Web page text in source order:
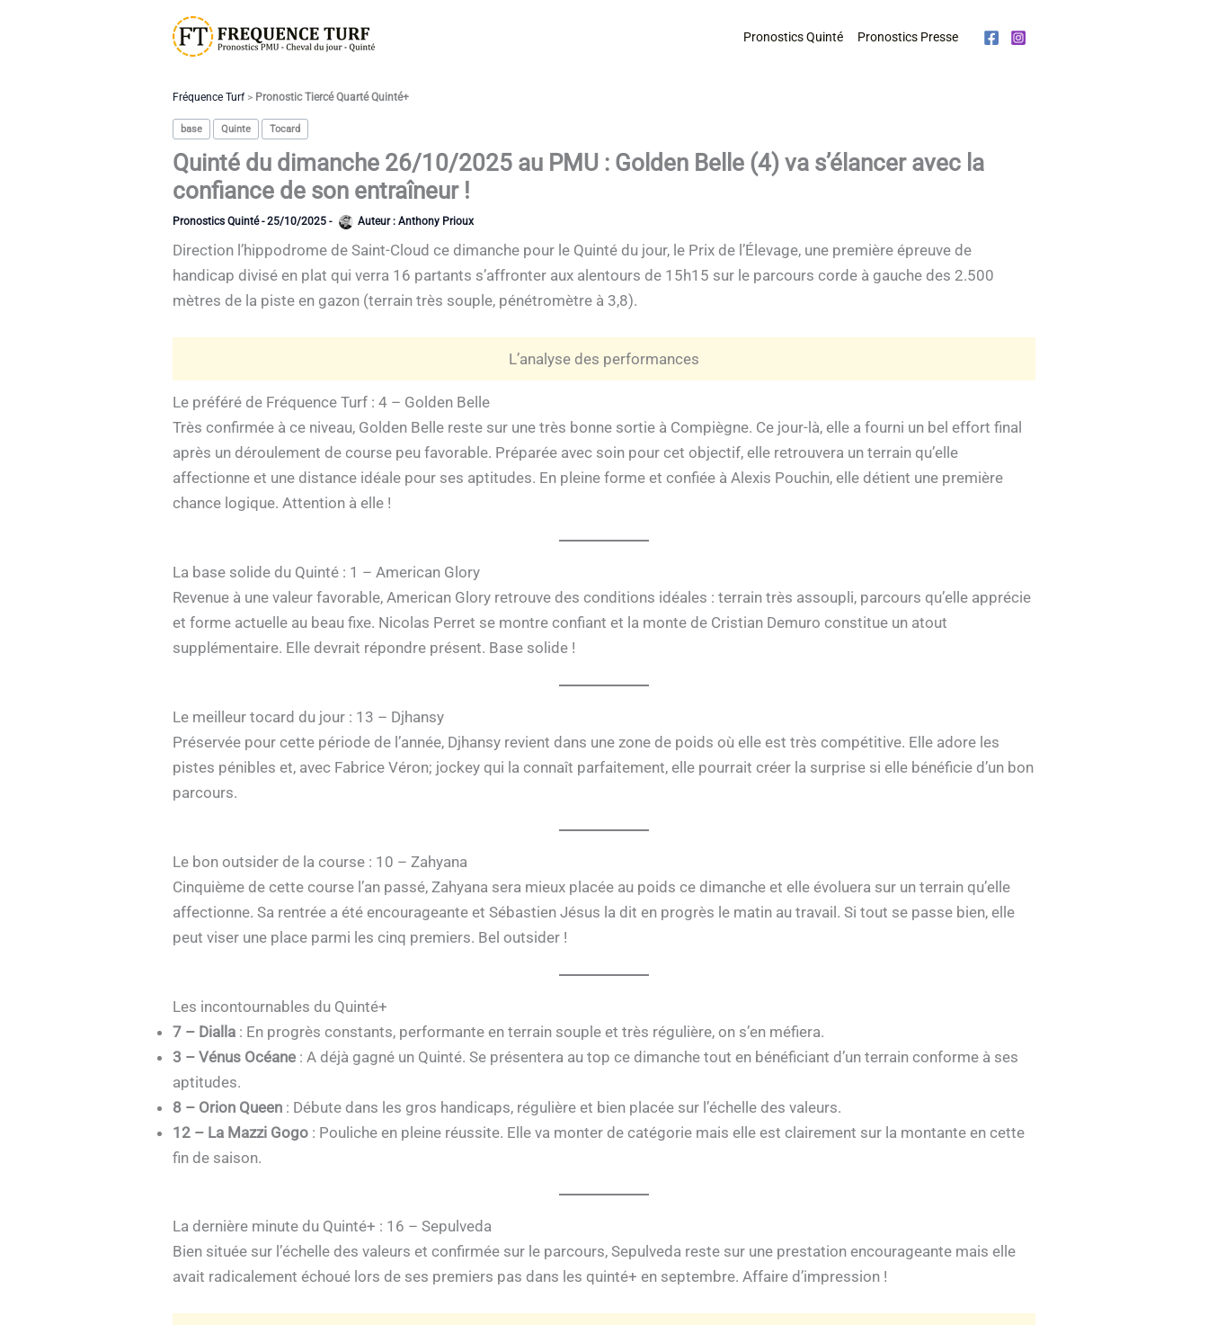
Pronostics Quinté Pronostics Presse
Fréquence Turf> Pronostic Tiercé Quarté Quinté+
base Quinte Tocard
Quinté du dimanche 26/10/2025 au PMU : Golden Belle (4) va s’élancer avec la
confiance de son entraîneur !
Pronostics Quinté-25/10/2025 - Auteur : Anthony Prioux
Direction l’hippodrome de Saint-Cloud ce dimanche pour le Quinté du jour, le Prix de l’Élevage, une première épreuve de
handicap divisé en plat qui verra 16 partants s’affronter aux alentours de 15h15 sur le parcours corde à gauche des 2.500
mètres de la piste en gazon (terrain très souple, pénétromètre à 3,8).
L’analyse des performances
Le préféré de Fréquence Turf : 4 – Golden Belle
Très confirmée à ce niveau, Golden Belle reste sur une très bonne sortie à Compiègne. Ce jour-là, elle a fourni un bel effort final
après un déroulement de course peu favorable. Préparée avec soin pour cet objectif, elle retrouvera un terrain qu’elle
affectionne et une distance idéale pour ses aptitudes. En pleine forme et confiée à Alexis Pouchin, elle détient une première
chance logique. Attention à elle !
La base solide du Quinté : 1 – American Glory
Revenue à une valeur favorable, American Glory retrouve des conditions idéales : terrain très assoupli, parcours qu’elle apprécie
et forme actuelle au beau fixe. Nicolas Perret se montre confiant et la monte de Cristian Demuro constitue un atout
supplémentaire. Elle devrait répondre présent. Base solide !
Le meilleur tocard du jour : 13 – Djhansy
Préservée pour cette période de l’année, Djhansy revient dans une zone de poids où elle est très compétitive. Elle adore les
pistes pénibles et, avec Fabrice Véron; jockey qui la connaît parfaitement, elle pourrait créer la surprise si elle bénéficie d’un bon
parcours.
Le bon outsider de la course : 10 – Zahyana
Cinquième de cette course l’an passé, Zahyana sera mieux placée au poids ce dimanche et elle évoluera sur un terrain qu’elle
affectionne. Sa rentrée a été encourageante et Sébastien Jésus la dit en progrès le matin au travail. Si tout se passe bien, elle
peut viser une place parmi les cinq premiers. Bel outsider !
Les incontournables du Quinté+
7 – Dialla : En progrès constants, performante en terrain souple et très régulière, on s’en méfiera.
3 – Vénus Océane : A déjà gagné un Quinté. Se présentera au top ce dimanche tout en bénéficiant d’un terrain conforme à ses
aptitudes.
8 – Orion Queen : Débute dans les gros handicaps, régulière et bien placée sur l’échelle des valeurs.
12 – La Mazzi Gogo : Pouliche en pleine réussite. Elle va monter de catégorie mais elle est clairement sur la montante en cette
fin de saison.
La dernière minute du Quinté+ : 16 – Sepulveda
Bien située sur l’échelle des valeurs et confirmée sur le parcours, Sepulveda reste sur une prestation encourageante mais elle
avait radicalement échoué lors de ses premiers pas dans les quinté+ en septembre. Affaire d’impression !